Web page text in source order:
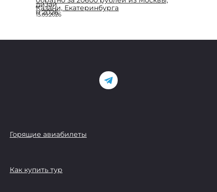
Казани, Екатеринбурга
15.05.2026
Горящие авиабилеты
Как купить тур